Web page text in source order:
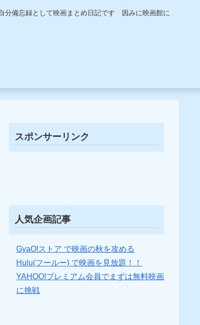
分備忘録として映画まとめ日記です 因みに映画館に
スポンサーリンク
人気企画記事
GyaO!ストア で映画の秋を攻める
Hulu(フールー) で映画を見放題！！
YAHOO!プレミアム会員でまずは無料映画
に挑戦